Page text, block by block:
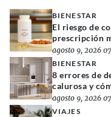
BIENESTAR
El riesgo de
prescripción
agosto 9, 2026
BIENESTAR
8 errores de
calurosa y
agosto 9, 2026
VIAJES